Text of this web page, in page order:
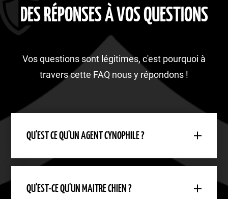
DES RÉPONSES À VOS QUESTIONS
Vos questions sont légitimes, c'est pourquoi à
travers cette FAQ nous y répondons !
QU'EST CE QU'UN AGENT CYNOPHILE ?
QU'EST-CE QU'UN MAITRE CHIEN ?